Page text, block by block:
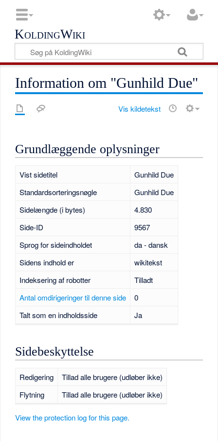
KoldingWiki
Information om "Gunhild Due"
Vis kildetekst
Grundlæggende oplysninger
Vist sidetitel
Gunhild Due
Standardsorteringsnøgle
Gunhild Due
Sidelængde (i bytes)
4.830
Side-ID
9567
Sprog for sideindholdet
da - dansk
Sidens indhold er
wikitekst
Indeksering af robotter
Tilladt
Antal omdirigeringer til denne side
0
Talt som en indholdsside
Ja
Sidebeskyttelse
Redigering
Tillad alle brugere (udløber ikke)
Flytning
Tillad alle brugere (udløber ikke)
View the protection log for this page.